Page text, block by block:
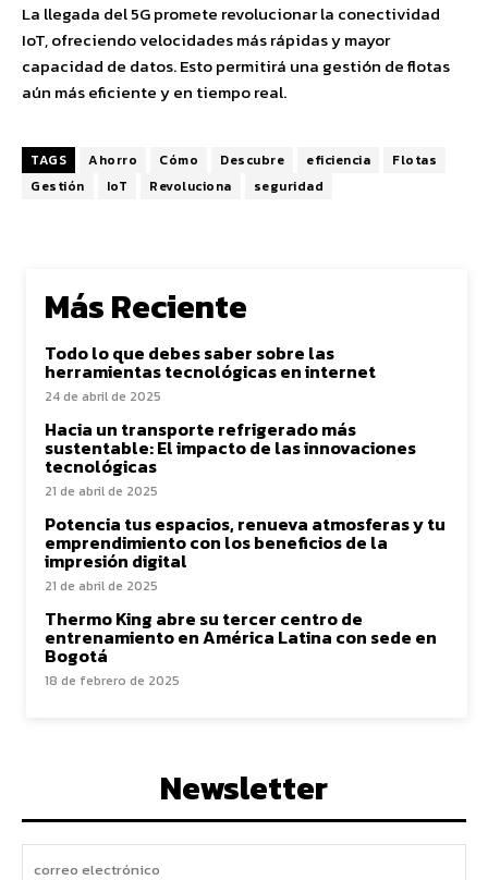
La llegada del 5G promete revolucionar la conectividad
IoT, ofreciendo velocidades más rápidas y mayor
capacidad de datos. Esto permitirá una gestión de flotas
aún más eficiente y en tiempo real.
TAGS Ahorro Cómo Descubre eficiencia
Flotas
Gestión
IoT Revoluciona seguridad
Más Reciente
Todo lo que debes saber sobre las
herramientas tecnológicas en internet
24 de abril de 2025
Hacia un transporte refrigerado más
sustentable: El impacto de las innovaciones
tecnológicas
21 de abril de 2025
Potencia tus espacios, renueva atmosferas y tu
emprendimiento con los beneficios de la
impresión digital
21 de abril de 2025
Thermo King abre su tercer centro de
entrenamiento en América Latina con sede en
Bogotá
18 de febrero de 2025
Newsletter